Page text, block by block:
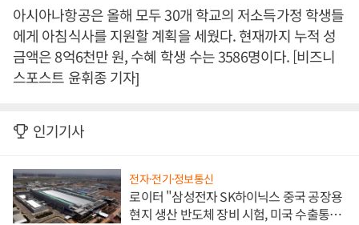
아시아나항공은 올해 모두 30개 학교의 저소득가정 학생들
에게 아침식사를 지원할 계획을 세웠다. 현재까지 누적 성
금액은 8억6천만 원, 수혜 학생 수는 3586명이다. [비즈니
스포스트 윤휘종 기자]
인기기사
전자·전기·정보통신
로이터 "삼성전자 SK하이닉스 중국 공장용
현지 생산 반도체 장비 시험, 미국 수출통제